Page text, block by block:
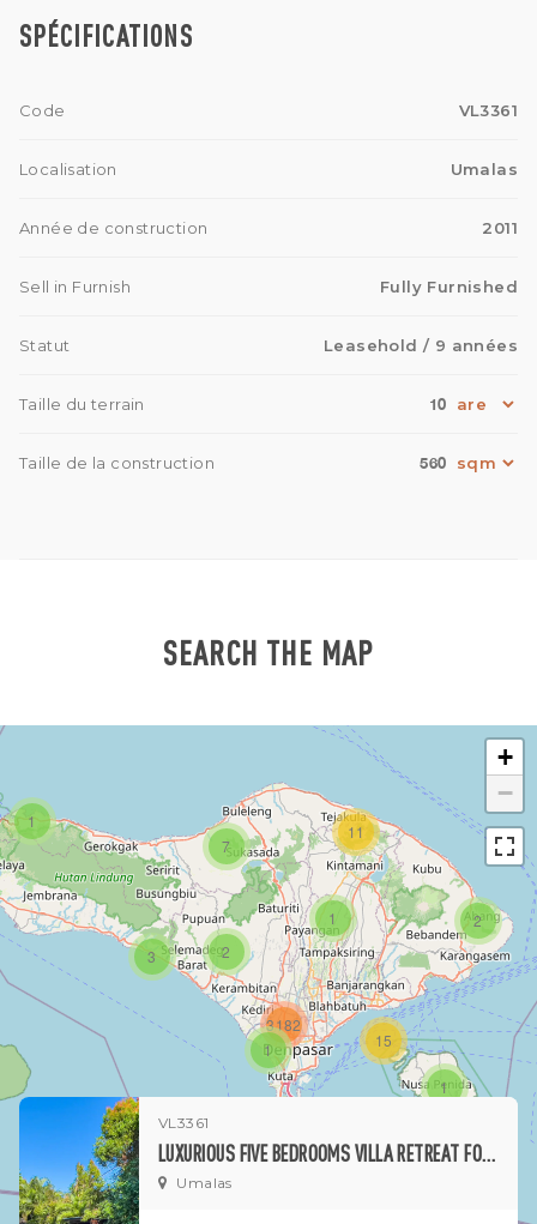
SPÉCIFICATIONS
Code VL3361
Localisation Umalas
Année de construction 2011
Sell in Furnish Fully Furnished
Statut Leasehold / 9 années
Taille du terrain 10
Taille de la construction 560
SEARCH THE MAP
1
1
1
3
7
2
15
11
3182
1
2
+
−
VL3361
LUXURIOUS FIVE BEDROOMS VILLA RETREAT FOR LEASE IN UMALAS
Umalas